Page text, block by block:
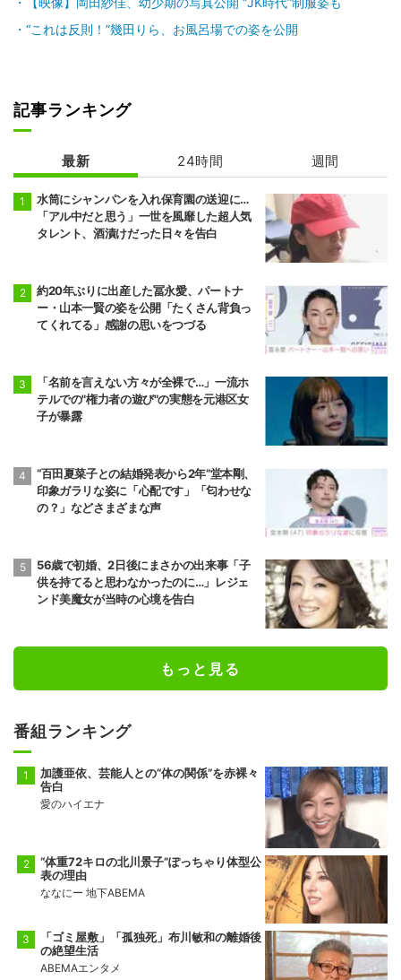
“これは反則！”幾田りら、お風呂場での姿を公開
記事ランキング
最新 24時間 週間
水筒にシャンパンを入れ保育園の送迎に…
「アル中だと思う」一世を風靡した超人気
タレント、酒漬けだった日々を告白
約20年ぶりに出産した冨永愛、パートナ
ー・山本一賢の姿を公開「たくさん背負っ
てくれてる」感謝の思いをつづる
「名前を言えない方々が全裸で…」一流ホ
テルでの"権力者の遊び"の実態を元港区女
子が暴露
“百田夏菜子との結婚発表から2年”堂本剛、
印象ガラリな姿に「心配です」「匂わせな
の？」などさまざまな声
56歳で初婚、2日後にまさかの出来事「子
供を持てると思わなかったのに…」レジェ
ンド美魔女が当時の心境を告白
もっと見る
番組ランキング
加護亜依、芸能人との“体の関係”を赤裸々
告白
愛のハイエナ
“体重72キロの北川景子”ぽっちゃり体型公
表の理由
ななにー 地下ABEMA
「ゴミ屋敷」「孤独死」布川敏和の離婚後
の絶望生活
ABEMAエンタメ